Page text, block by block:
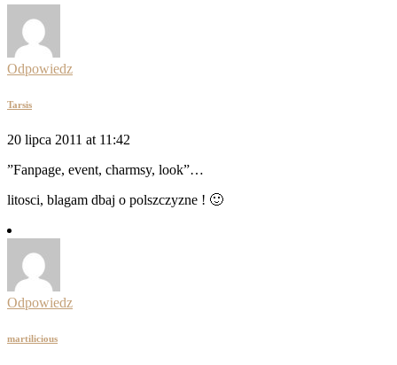
Odpowiedz
Tarsis
20 lipca 2011 at 11:42
”Fanpage, event, charmsy, look”…
litosci, blagam dbaj o polszczyzne ! 🙂
Odpowiedz
martilicious